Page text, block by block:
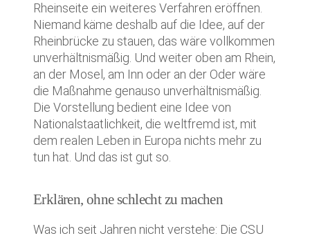
Rheinseite ein weiteres Verfahren eröffnen.
Niemand käme deshalb auf die Idee, auf der
Rheinbrücke zu stauen, das wäre vollkommen
unverhältnismäßig. Und weiter oben am Rhein,
an der Mosel, am Inn oder an der Oder wäre
die Maßnahme genauso unverhältnismäßig.
Die Vorstellung bedient eine Idee von
Nationalstaatlichkeit, die weltfremd ist, mit
dem realen Leben in Europa nichts mehr zu
tun hat. Und das ist gut so.
Erklären, ohne schlecht zu machen
Was ich seit Jahren nicht verstehe: Die CSU